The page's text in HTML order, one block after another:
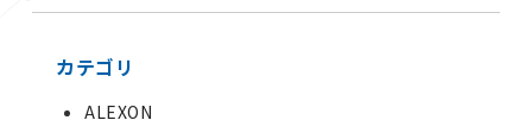
カテゴリ
ALEXON